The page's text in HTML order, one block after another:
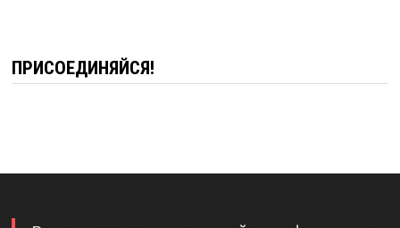
ПРИСОЕДИНЯЙСЯ!